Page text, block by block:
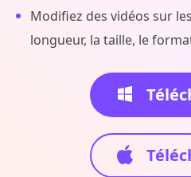
Modifiez des vidéos sur
longueur, la taille, le